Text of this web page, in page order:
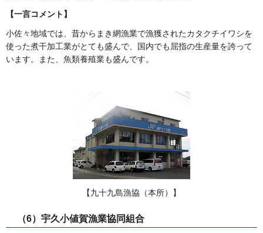
【一言コメント】
小佐々地域では、昔からまき網漁業で漁獲されたカタクチイワシを
使った煮干加工業がとても盛んで、国内でも屈指の生産量を誇って
います。また、魚類養殖業も盛んです。
【九十九島漁協（本所）】
（6）宇久小値賀漁業協同組合